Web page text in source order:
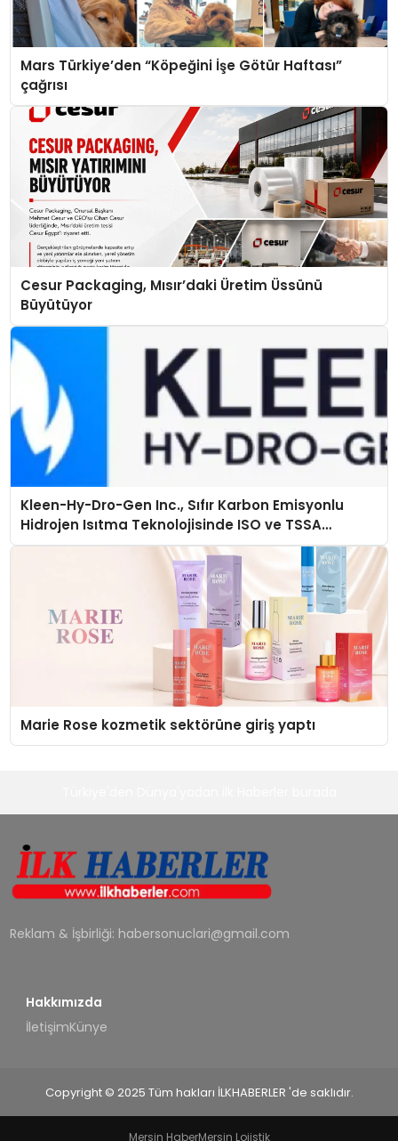
Mars Türkiye’den “Köpeğini İşe Götür Haftası”
çağrısı
Cesur Packaging, Mısır’daki Üretim Üssünü
Büyütüyor
Kleen-Hy-Dro-Gen Inc., Sıfır Karbon Emisyonlu
Hidrojen Isıtma Teknolojisinde ISO ve TSSA
Düzenleyici Onaylarını Aldı
Marie Rose kozmetik sektörüne giriş yaptı
Reklam & İşbirliği: habersonuclari@gmail.com
Hakkımızda
İletişimKünye
Copyright © 2025 Tüm hakları İLKHABERLER 'de saklıdır.
Mersin HaberMersin Lojistik